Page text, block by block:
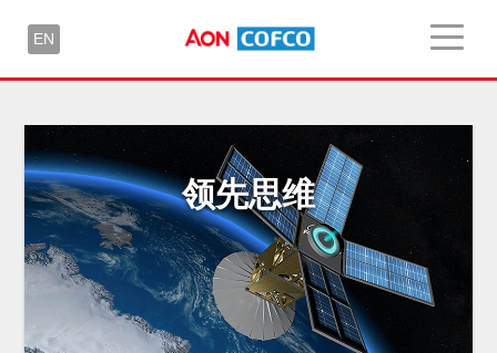
EN
领先思维